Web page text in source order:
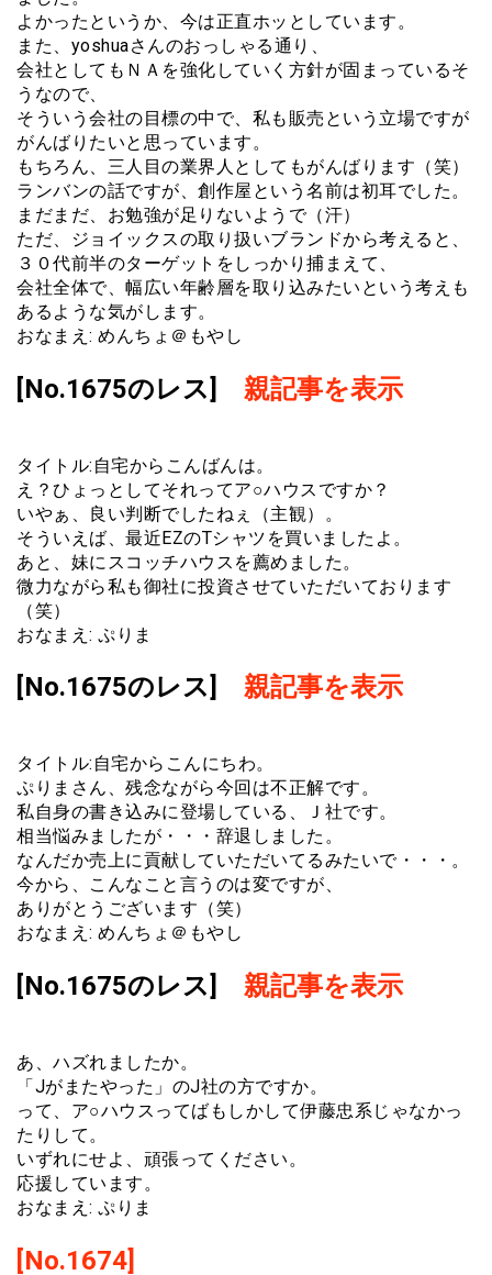
よかったというか、今は正直ホッとしています。
また、yoshuaさんのおっしゃる通り、
会社としてもＮＡを強化していく方針が固まっているそ
うなので、
そういう会社の目標の中で、私も販売という立場ですが
がんばりたいと思っています。
もちろん、三人目の業界人としてもがんばります（笑）
ランバンの話ですが、創作屋という名前は初耳でした。
まだまだ、お勉強が足りないようで（汗）
ただ、ジョイックスの取り扱いブランドから考えると、
３０代前半のターゲットをしっかり捕まえて、
会社全体で、幅広い年齢層を取り込みたいという考えも
あるような気がします。
おなまえ: めんちょ＠もやし
[No.1675のレス] 親記事を表示
タイトル:自宅からこんばんは。
え？ひょっとしてそれってア○ハウスですか？
いやぁ、良い判断でしたねぇ（主観）。
そういえば、最近EZのTシャツを買いましたよ。
あと、妹にスコッチハウスを薦めました。
微力ながら私も御社に投資させていただいております
（笑）
おなまえ: ぷりま
[No.1675のレス] 親記事を表示
タイトル:自宅からこんにちわ。
ぷりまさん、残念ながら今回は不正解です。
私自身の書き込みに登場している、Ｊ社です。
相当悩みましたが・・・辞退しました。
なんだか売上に貢献していただいてるみたいで・・・。
今から、こんなこと言うのは変ですが、
ありがとうございます（笑）
おなまえ: めんちょ＠もやし
[No.1675のレス] 親記事を表示
あ、ハズれましたか。
「Jがまたやった」のJ社の方ですか。
って、ア○ハウスってばもしかして伊藤忠系じゃなかっ
たりして。
いずれにせよ、頑張ってください。
応援しています。
おなまえ: ぷりま
[No.1674]